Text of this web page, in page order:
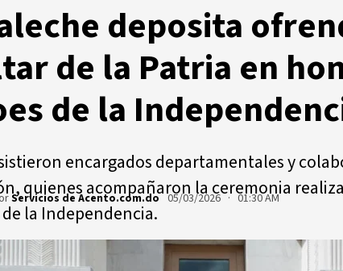
deposita
de la Patria en
de la
encargados departamentales y
quienes acompañaron la ceremonia
la Independencia.
Servicios de Acento.com.do 05/03/2026 · 01:30 AM